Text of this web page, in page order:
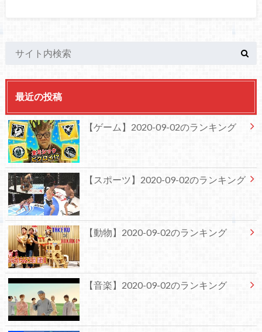
最近の投稿
【ゲーム】2020-09-02のランキング
【スポーツ】2020-09-02のランキング
【動物】2020-09-02のランキング
【音楽】2020-09-02のランキング